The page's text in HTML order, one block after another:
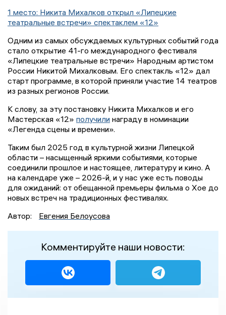
1 место: Никита Михалков открыл «Липецкие
театральные встречи» спектаклем «12»
Одним из самых обсуждаемых культурных событий года
стало открытие 41-го международного фестиваля
«Липецкие театральные встречи» Народным артистом
России Никитой Михалковым. Его спектакль «12» дал
старт программе, в которой приняли участие 14 театров
из разных регионов России.
К слову, за эту постановку Никита Михалков и его
Мастерская «12» получили награду в номинации
«Легенда сцены и времени».
Таким был 2025 год в культурной жизни Липецкой
области – насыщенный яркими событиями, которые
соединили прошлое и настоящее, литературу и кино. А
на календаре уже – 2026-й, и у нас уже есть поводы
для ожиданий: от обещанной премьеры фильма о Хое до
новых встреч на традиционных фестивалях.
Автор:
Евгения Белоусова
Комментируйте наши новости: